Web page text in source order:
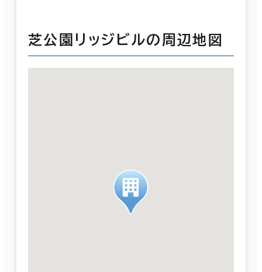
芝公園リッジビルの周辺地図